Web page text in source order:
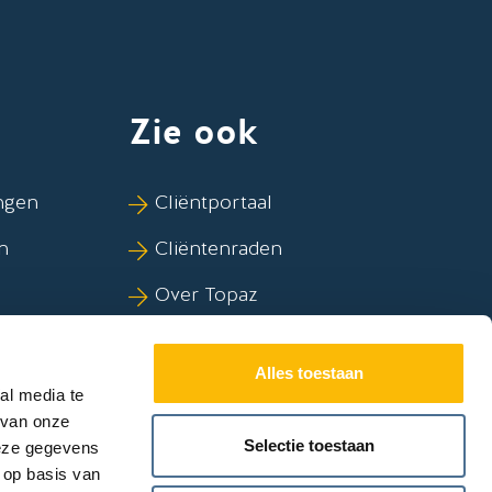
media te
onze
gegevens
basis van
Alles toestaan
Selectie toestaan
Zie ook
Cliëntportaal
Cliëntenraden
Over Topaz
Duurzaamheid